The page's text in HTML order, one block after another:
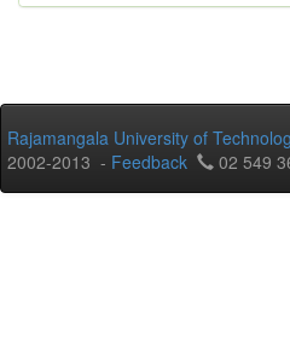
Rajamangala University of
2002-2013 - Feedback 02 549